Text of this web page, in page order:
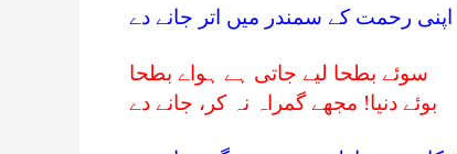
اپنی رحمت کے سمندر میں اتر جانے دے
سوئے بطحا لیے جاتی ہے ہواے بطحا
بوئے دنیا! مجھے گمراہ نہ کر، جانے دے